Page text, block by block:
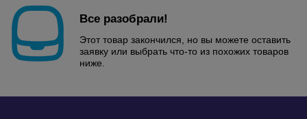
Все разобрали!
Этот товар закончился, но вы можете оставить
заявку или выбрать что-то из похожих товаров
ниже.